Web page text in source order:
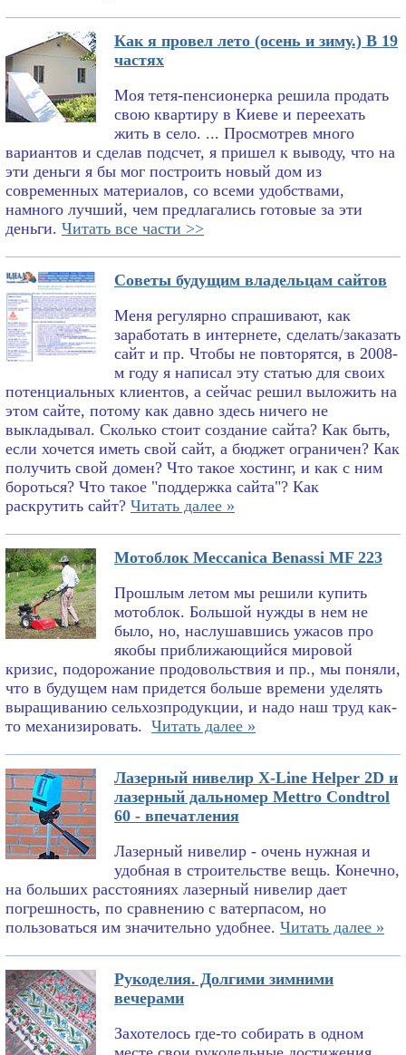
Как я провел лето (осень и зиму.) В 19
частях
Моя тетя-пенсионерка решила продать
свою квартиру в Киеве и переехать
жить в село. ... Просмотрев много
вариантов и сделав подсчет, я пришел к выводу, что на
эти деньги я бы мог построить новый дом из
современных материалов, со всеми удобствами,
намного лучший, чем предлагались готовые за эти
деньги. Читать все части >>
Советы будущим владельцам сайтов
Меня регулярно спрашивают, как
заработать в интернете, сделать/заказать
сайт и пр. Чтобы не повторятся, в 2008-
м году я написал эту статью для своих
потенциальных клиентов, а сейчас решил выложить на
этом сайте, потому как давно здесь ничего не
выкладывал. Сколько стоит создание сайта? Как быть,
если хочется иметь свой сайт, а бюджет ограничен? Как
получить свой домен? Что такое хостинг, и как с ним
бороться? Что такое "поддержка сайта"? Как
раскрутить сайт? Читать далее »
Мотоблок Meccanica Benassi MF 223
Прошлым летом мы решили купить
мотоблок. Большой нужды в нем не
было, но, наслушавшись ужасов про
якобы приближающийся мировой
кризис, подорожание продовольствия и пр., мы поняли,
что в будущем нам придется больше времени уделять
выращиванию сельхозпродукции, и надо наш труд как-
то механизировать. Читать далее »
Лазерный нивелир X-Line Helper 2D и
лазерный дальномер Mettro Condtrol
60 - впечатления
Лазерный нивелир - очень нужная и
удобная в строительстве вещь. Конечно,
на больших расстояниях лазерный нивелир дает
погрешность, по сравнению с ватерпасом, но
пользоваться им значительно удобнее. Читать далее »
Рукоделия. Долгими зимними
вечерами
Захотелось где-то собирать в одном